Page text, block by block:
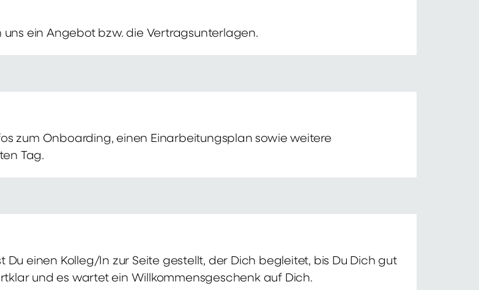
ein Angebot bzw. die Vertragsunterlagen.
zum Onboarding, einen Einarbeitungsplan sowie weitere
Tag.
einen Kolleg/In zur Seite gestellt, der Dich begleitet, bis Du Dich gut
und es wartet ein Willkommensgeschenk auf Dich.